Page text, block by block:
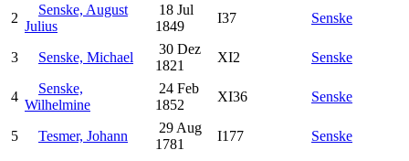
2
Senske, August
Julius
18 Jul
1849
I37 Senske
3 Senske, Michael
30 Dez
1821
XI2 Senske
4
Senske,
Wilhelmine
24 Feb
1852
XI36 Senske
5 Tesmer, Johann
29 Aug
1781
I177 Senske